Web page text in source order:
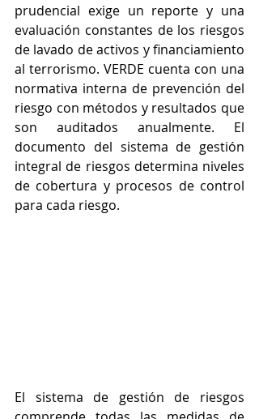
prudencial exige un reporte y una
evaluación constantes de los riesgos
de lavado de activos y financiamiento
al terrorismo. VERDE cuenta con una
normativa interna de prevención del
riesgo con métodos y resultados que
son auditados anualmente. El
documento del sistema de gestión
integral de riesgos determina niveles
de cobertura y procesos de control
para cada riesgo.
El sistema de gestión de riesgos